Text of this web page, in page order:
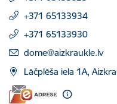
+371 65133934
+371 65133930
E-pasts:
dome@aizkraukle.lv
Lāčplēša iela 1A,